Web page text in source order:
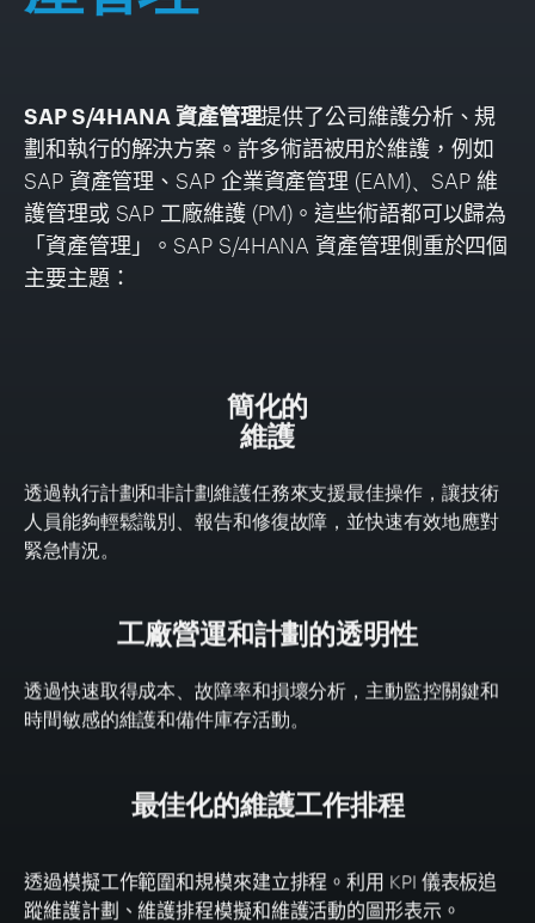
SAP S/4HANA 資產管理提供了公司維護分析、規
劃和執行的解決方案。許多術語被用於維護，例如
SAP 資產管理、SAP 企業資產管理 (EAM)、SAP維
護管理或SAP 工廠維護(PM)。這些術語都可以歸為
「資產管理」。 SAP S/4HANA資產管理側重於四個
主要主題：
簡化的
維護
透過執行計劃和非計劃維護任務來支援最佳操作，讓技術
人員能夠輕鬆識別、報告和修復故障，並快速有效地應對
緊急情況。
工廠營運和計劃的透明性
透過快速取得成本、故障率和損壞分析，主動監控關鍵和
時間敏感的維護和備件庫存活動。
最佳化的維護工作排程
透過模擬工作範圍和規模來建立排程。利用 KPI 儀表板追
蹤維護計劃、維護排程模擬和維護活動的圖形表示。